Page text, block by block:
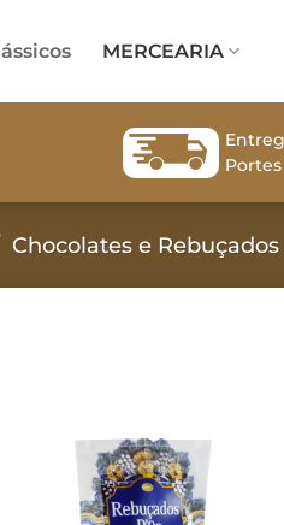
MERCEARIA
Chocolates e Rebuçados